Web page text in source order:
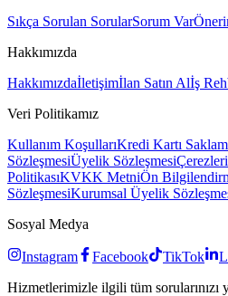
Sıkça Sorulan SorularSorum Var
Hakkımızda
Hakkımızdaİletişimİlan Satın Alİş
Veri Politikamız
Kullanım KoşullarıKredi Kartı
SözleşmesiÜyelik Sözleşmesi
PolitikasıKVKK MetniÖn
SözleşmesiKurumsal Üyelik
Sosyal Medya
Instagram Facebook TikTok
Hizmetlerimizle ilgili tüm sorularınızı